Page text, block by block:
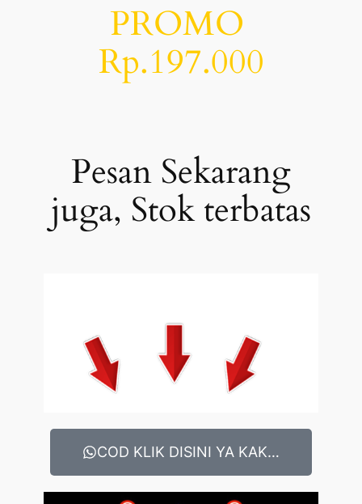
PROMO
Rp.197.000
Pesan Sekarang
juga, Stok terbatas
COD KLIK DISINI YA KAK…